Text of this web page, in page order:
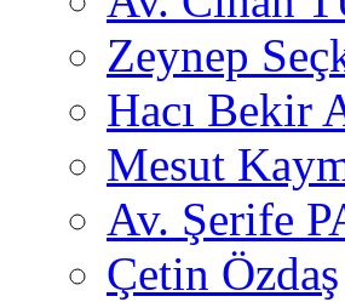
Zeynep
Hacı Bekir
Mesut
Av. Şerife
Çetin Özdaş